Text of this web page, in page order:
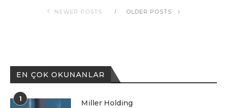
NEWER POSTS OLDER POSTS
EN ÇOK OKUNANLAR
1 Miller Holding